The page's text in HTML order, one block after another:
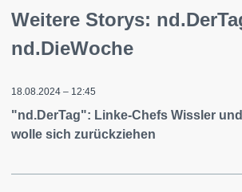
Weitere Storys:
nd.DieWoche
18.08.2024 – 12:45
"nd.DerTag": Linke-Chefs Wissler
wolle sich zurückziehen